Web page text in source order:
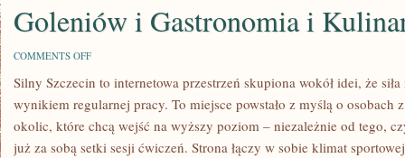
Goleniów i Gastronomia i
COMMENTS OFFON
I
I
KULINARIA
Silny Szczecin to internetowa przestrzeń skupiona wokół idei, że
wynikiem regularnej pracy. To miejsce powstało z myślą o osobach
okolic, które chcą wejść na wyższy poziom – niezależnie od tego,
już za sobą setki sesji ćwiczeń. Strona łączy w sobie klimat